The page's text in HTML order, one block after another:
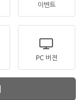
이벤트
PC 버젼